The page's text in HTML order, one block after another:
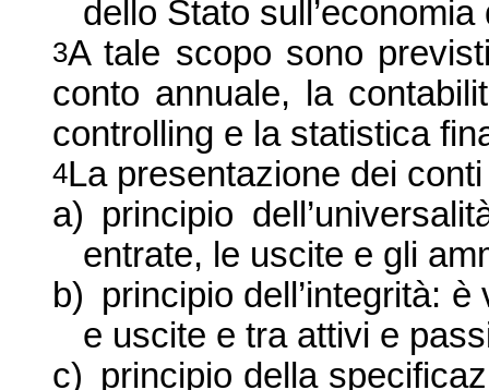
dello Stato
3A tale scopo sono
conto annuale, la
controlling e la statistica
4La presentazione dei
a) principio
entrate, le uscite e gli
b) principio dell’integrità:
e uscite e tra attivi e
c) principio della